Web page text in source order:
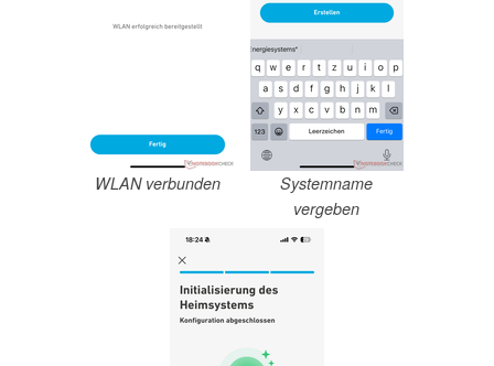
WLAN verbunden
Systemname
vergeben